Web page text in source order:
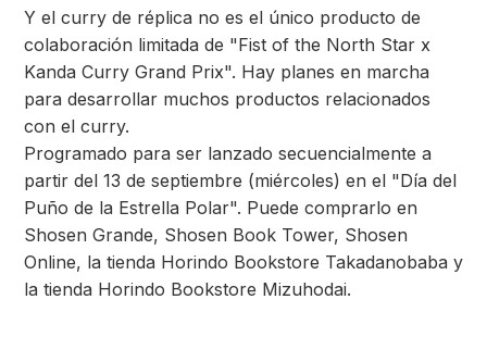
Y el curry de réplica no es el único producto de
colaboración limitada de "Fist of the North Star x
Kanda Curry Grand Prix". Hay planes en marcha
para desarrollar muchos productos relacionados
con el curry.
Programado para ser lanzado secuencialmente a
partir del 13 de septiembre (miércoles) en el "Día del
Puño de la Estrella Polar". Puede comprarlo en
Shosen Grande, Shosen Book Tower, Shosen
Online, la tienda Horindo Bookstore Takadanobaba y
la tienda Horindo Bookstore Mizuhodai.